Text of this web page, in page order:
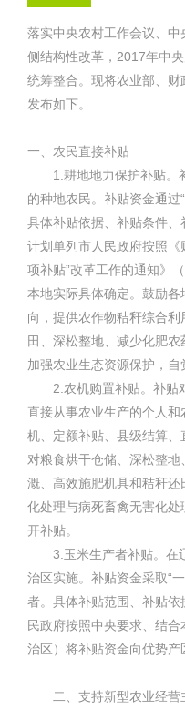
落实中央农村工作会议、
侧结构性改革，2017年中
统筹整合。现将农业部、
发布如下。
一、农民直接补贴
1.耕地地力保护补贴。
的种地农民。补贴资金通过
具体补贴依据、补贴条件
计划单列市人民政府按照《
项补贴”改革工作的通知》
本地实际具体确定。鼓励
向，提供农作物秸秆综合
田、深松整地、减少化肥
加强农业生态资源保护，自
2.农机购置补贴。补贴对
直接从事农业生产的个人
机、定额补贴、县级结算
对粮食烘干仓储、深松整
溉、高效施肥机具和秸秆
化处理与病死畜禽无害化
开补贴。
3.玉米生产者补贴。在
治区实施。补贴资金采取“
者。具体补贴范围、补贴
民政府按照中央要求、结
治区）将补贴资金向优势产
二、支持新型农业经营